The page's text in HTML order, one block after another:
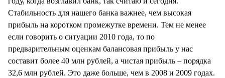
Стабильность для нашего банка важнее, чем высокая
прибыль на коротком промежутке времени. Тем не менее
если говорить о ситуации 2010 года, то по
предварительным оценкам балансовая прибыль у нас
составит более 40 млн рублей, а чистая прибыль – порядка
32,6 млн рублей. Это даже больше, чем в 2008 и 2009 годах.